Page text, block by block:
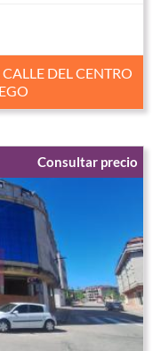
DEL CENTRO
Consultar precio